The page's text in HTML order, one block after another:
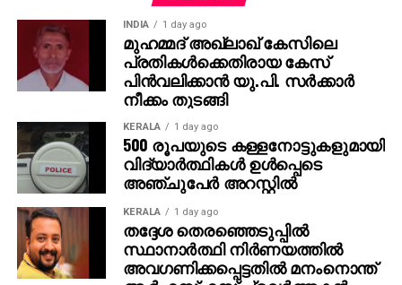
കാലുകള്‍ ചതഞ്ഞൊടിഞ്ഞും ദേഹമാസകലം രക്തം
പടര്‍ന്ന നിലയുമാണ് ടോണിയുടെ ജഡം കാണപ്പെട്ടത്.
കാലില്‍ വെടിയേറ്റതുപോലുള്ള മുറിവ്
കാണപ്പെടുന്നുണ്ട്. സംഭവത്തില്‍ ദുരൂഹതയുണ്ടെന്നും
പൊലീസ് വിശദമായ അന്വേഷണം നടത്തണമെന്നും
ഇരുവരുടെയും ബന്ധുക്കള്‍ ആവശ്യപ്പെട്ടിട്ടുണ്ട്.
ആന തുമ്പികൈയിലെടുത്ത് ബേസിലിനെ
ചുഴറ്റിയെറിയുകയായിരുന്നെന്നും ടോണിയെ
ചവിട്ടുകയായിരുന്നെന്നുമാണ് രക്ഷപ്പെട്ട
സുഹൃത്തുക്കള്‍ നല്‍കുന്ന വിവരം. അതേസമയം
ടോണിയുടെ തുടയില്‍ കാണപ്പെട്ട മുറിവ് കൂടുതല്‍
ദുരൂഹതക്ക് കാരണമായിട്ടുണ്ട്. കാട്ടാന ആക്രമിക്കപ്പെട്ട
INDIA 1 day ago
മുഹമ്മദ് അഖ്‌ലാഖ് കേസിലെ
പ്രതികള്‍ക്കെതിരായ കേസ്
പിന്‍വലിക്കാന്‍ യു.പി. സര്‍ക്കാര്‍
നീക്കം തുടങ്ങി
KERALA 1 day ago
500 രൂപയുടെ കള്ളനോട്ടുകളുമായി
വിദ്യാര്‍ത്ഥികള്‍ ഉള്‍പ്പെടെ
അഞ്ചുപേര്‍ അറസ്റ്റില്‍
KERALA 1 day ago
തദ്ദേശ തെരഞ്ഞെടുപ്പില്‍
സ്ഥാനാര്‍ത്ഥി നിര്‍ണയത്തില്‍
അവഗണിക്കപ്പെട്ടതില്‍ മനംനൊന്ത്